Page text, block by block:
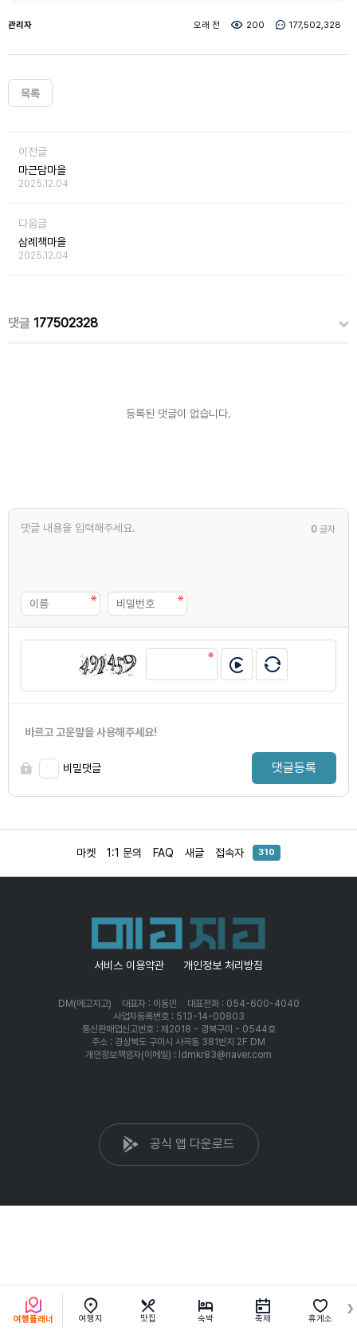
관리자 오래 전 200 177,502,328
목록
이전글
마근담마을
2025.12.04
다음글
삼례책마을
2025.12.04
댓글 177502328
등록된 댓글이 없습니다.
0 글자
바르고 고운말을 사용해주세요!
비밀댓글 댓글등록
마켓 1:1 문의 FAQ 새글 접속자 310
서비스 이용약관 개인정보 처리방침
DM(메고지고) 대표자 : 이동민
대표전화 : 054-600-4040
사업자등록번호 : 513-14-00803
통신판매업신고번호 : 제2018 - 경북구미 - 0544호
주소 : 경상북도 구미시 사곡동 381번지 2F DM
개인정보책임자(이메일) : ldmkr83@naver.com
공식 앱 다운로드
여행플래너 여행지 맛집 숙박 축제 휴게소